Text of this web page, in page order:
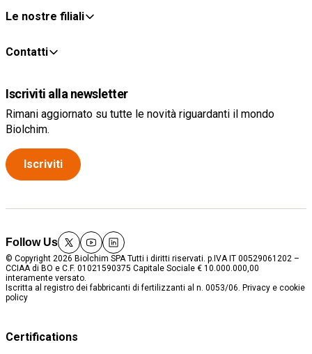
Le nostre filiali
Contatti
Iscriviti alla newsletter
Rimani aggiornato su tutte le novità riguardanti il mondo
Biolchim.
Iscriviti
Follow Us
twitteryoutube
linkedin
© Copyright 2026 Biolchim SPA Tutti i diritti riservati. p.IVA IT 00529061202 –
CCIAA di BO e C.F. 01021590375 Capitale Sociale € 10.000.000,00
interamente versato.
Iscritta al registro dei fabbricanti di fertilizzanti al n. 0053/06. Privacy e cookie
policy
Certifications